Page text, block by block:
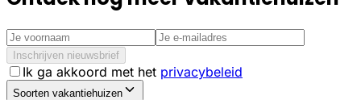
Inschrijven nieuwsbrief
Ik ga akkoord met het privacybeleid
Soorten vakantiehuizen